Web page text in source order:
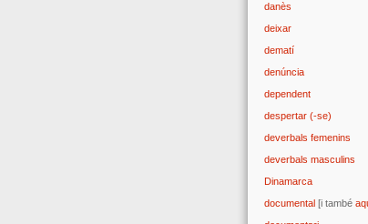
danès
deixar
dematí
denúncia
dependent
despertar (-se)
deverbals femenins
deverbals masculins
Dinamarca
documental [i també